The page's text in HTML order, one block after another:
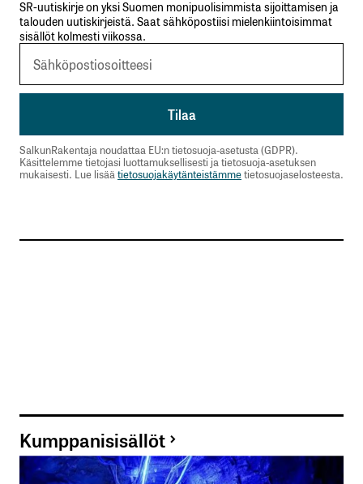
SR-uutiskirje on yksi Suomen monipuolisimmista sijoittamisen ja
talouden uutiskirjeistä. Saat sähköpostiisi mielenkiintoisimmat
sisällöt kolmesti viikossa.
SalkunRakentaja noudattaa EU:n tietosuoja-asetusta (GDPR).
Käsittelemme tietojasi luottamuksellisesti ja tietosuoja-asetuksen
mukaisesti. Lue lisää tietosuojakäytänteistämmetietosuojaselosteesta.
Kumppanisisällöt